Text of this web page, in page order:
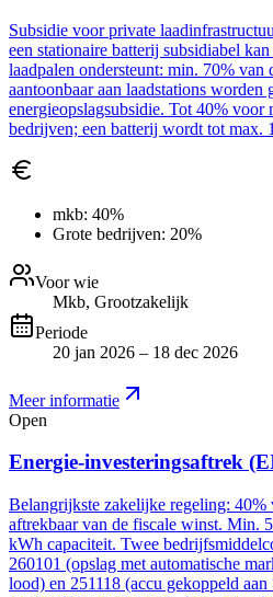
Subsidie voor private
een stationaire batterij subsidiabel
laadpalen ondersteunt: min. 70% van
aantoonbaar aan laadstations worden
energieopslagsubsidie. Tot 40%
bedrijven; een batterij wordt tot max.
mkb: 40%
Grote bedrijven: 20%
Voor wie
Mkb, Grootzakelijk
Periode
20 jan 2026 – 18 dec 2026
Meer informatie
Open
Energie-investeringsaftrek
Belangrijkste zakelijke regeling: 40%
aftrekbaar van de fiscale winst. Min.
kWh capaciteit. Twee
260101 (opslag met automatische
lood) en 251118 (accu gekoppeld